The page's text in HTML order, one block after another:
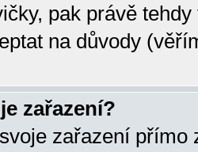
pak právě
na důvody
zařazení?
zařazení přímo